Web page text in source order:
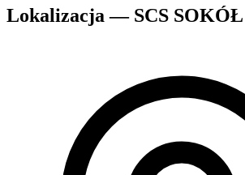
Lokalizacja — SCS SOKÓŁ